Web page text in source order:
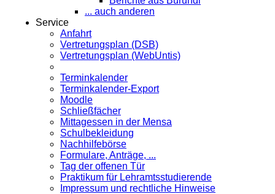
... auch anderen
Service
Anfahrt
Vertretungsplan (DSB)
Vertretungsplan (WebUntis)
Terminkalender
Terminkalender-Export
Moodle
Schließfächer
Mittagessen in der Mensa
Schulbekleidung
Nachhilfebörse
Formulare, Anträge, ...
Tag der offenen Tür
Praktikum für Lehramts­studierende
Impressum und rechtliche Hinweise